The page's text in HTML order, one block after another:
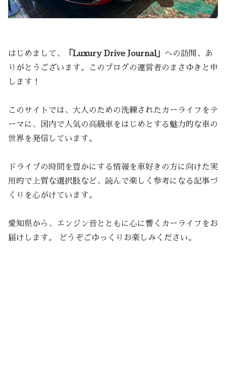
はじめまして、 「Luxury Drive Journal」 への訪問、あ
りがとうございます。このブログの運営者のまさゆきと申
します！
このサイトでは、大人のための洗練されたカーライフをテ
ーマに、国内で人気の高級車をはじめとする魅力的な車の
世界を発信しています。
ドライブの時間を豊かにする情報を車好きの方に向けた実
用的で上質な選択肢など、読んで楽しく参考になる記事づ
くりを心がけています。
愛知県から、エンジン音とともに心に響くカーライフをお
届けします。 どうぞごゆっくりお楽しみください。